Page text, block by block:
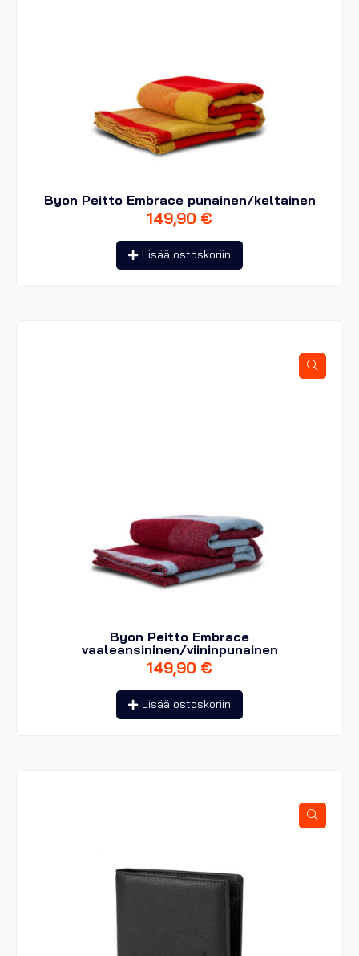
Byon Peitto Embrace punainen/keltainen
149,90 €
Lisää ostoskoriin
Byon Peitto Embrace
vaaleansininen/viininpunainen
149,90 €
Lisää ostoskoriin